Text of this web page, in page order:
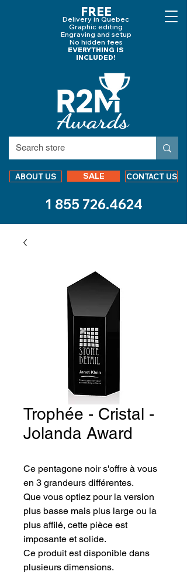
FREE
Delivery in Quebec
Graphic editing
Engraving and setup
No hidden fees
EVERYTHING IS
INCLUDED!
ABOUT US SALE CONTACT US
1 855 726.4624
Trophée - Cristal -
Jolanda Award
Ce pentagone noir s'offre à vous
en 3 grandeurs différentes.
Que vous optiez pour la version
plus basse mais plus large ou la
plus affilé, cette pièce est
imposante et solide.
Ce produit est disponible dans
plusieurs dimensions.